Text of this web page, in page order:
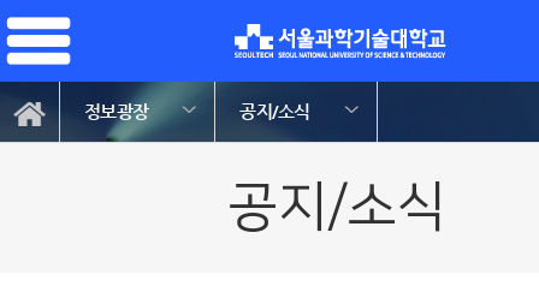
정보광장 공지/소식
공지/소식